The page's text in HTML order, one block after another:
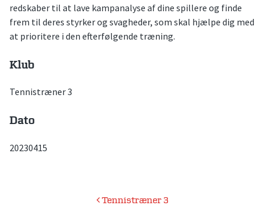
redskaber til at lave kampanalyse af dine spillere og finde
frem til deres styrker og svagheder, som skal hjælpe dig med
at prioritere i den efterfølgende træning.
Klub
Tennistræner 3
Dato
20230415
IndlægsnavigationTennistræner 3